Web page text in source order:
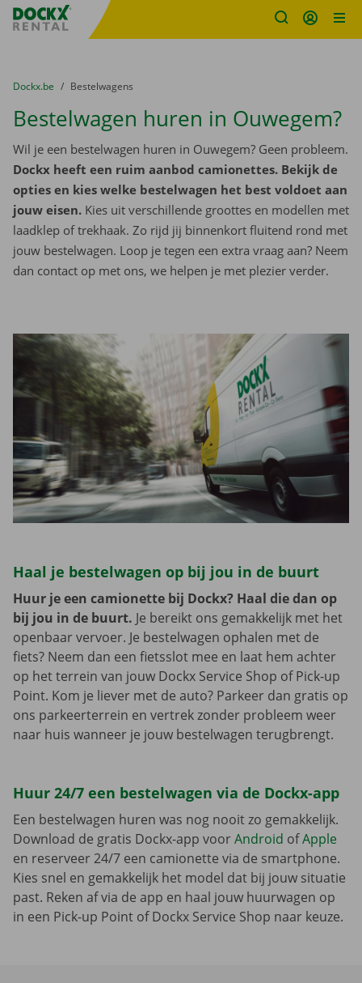
Fratello DEMO
U bevindt zich hier:
van
Dockx.be naar
Bestelwagens
Bestelwagen huren in Ouwegem?
Wil je een bestelwagen huren in Ouwegem? Geen probleem.
Dockx heeft een ruim aanbod camionettes. Bekijk de
opties en kies welke bestelwagen het best voldoet aan
jouw eisen. Kies uit verschillende groottes en modellen met
laadklep of trekhaak. Zo rijd jij binnenkort fluitend rond met
jouw bestelwagen. Loop je tegen een extra vraag aan? Neem
dan contact op met ons, we helpen je met plezier verder.
Haal je bestelwagen op bij jou in de buurt
Huur je een camionette bij Dockx? Haal die dan op
bij jou in de buurt. Je bereikt ons gemakkelijk met het
openbaar vervoer. Je bestelwagen ophalen met de
fiets? Neem dan een fietsslot mee en laat hem achter
op het terrein van jouw Dockx Service Shop of Pick-up
Point. Kom je liever met de auto? Parkeer dan gratis op
ons parkeerterrein en vertrek zonder probleem weer
naar huis wanneer je jouw bestelwagen terugbrengt.
Huur 24/7 een bestelwagen via de Dockx-app
Een bestelwagen huren was nog nooit zo gemakkelijk.
Download de gratis Dockx-app voorAndroid ofApple
en reserveer 24/7 een camionette via de smartphone.
Kies snel en gemakkelijk het model dat bij jouw situatie
past. Reken af via de app en haal jouw huurwagen op
in een Pick-up Point of Dockx Service Shop naar keuze.